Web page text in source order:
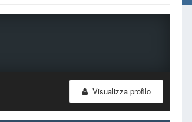
Visualizza profilo